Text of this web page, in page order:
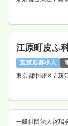
江原町皮ふ
直接応募求人
東京都中野区 / 新
一般社団法人啓瑞